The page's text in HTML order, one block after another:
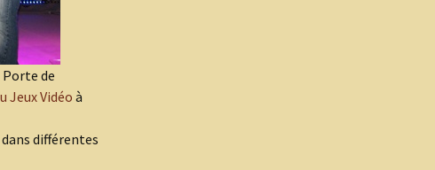
Porte de
Jeux Vidéoà
différentes